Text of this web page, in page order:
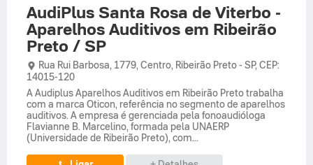
AudiPlus Santa Rosa de Viterbo -
Aparelhos Auditivos em Ribeirão
Preto / SP
Rua Rui Barbosa, 1779, Centro, Ribeirão Preto- SP, CEP:
14015-120
A Audiplus Aparelhos Auditivos em Ribeirão Preto trabalha
com a marca Oticon, referência no segmento de aparelhos
auditivos. A empresa é gerenciada pela fonoaudióloga
Flavianne B. Marcelino, formada pela UNAERP
(Universidade de Ribeirão Preto), com...